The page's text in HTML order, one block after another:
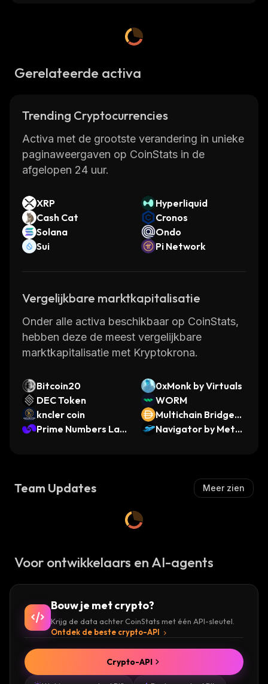
Gerelateerde activa
Trending Cryptocurrencies
Activa met de grootste verandering in unieke
paginaweergaven op CoinStats in de
afgelopen 24 uur.
XRP
Hyperliquid
Cash Cat
Cronos
Solana
Ondo
Sui
Pi Network
Vergelijkbare marktkapitalisatie
Onder alle activa beschikbaar op CoinStats,
hebben deze de meest vergelijkbare
marktkapitalisatie met Kryptokrona.
Bitcoin20
0xMonk by Virtuals
DEC Token
WORM
kncler coin
Multichain Bridged
DAI (Fantom)
Prime Numbers Lab
Navigator by Meta
Team Updates Meer zien
Voor ontwikkelaars en AI-agents
Bouw je met crypto?
Krijg de data achter CoinStats met één API-sleutel.
Ontdek de beste crypto-API
Crypto-API